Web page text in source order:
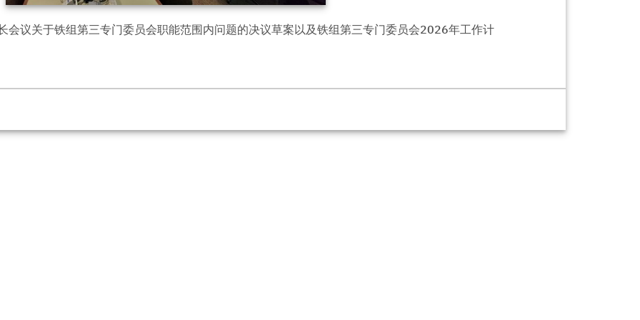
会议关于铁组第三专门委员会职能范围内问题的决议草案以及铁组第三专门委员会2026年工作计